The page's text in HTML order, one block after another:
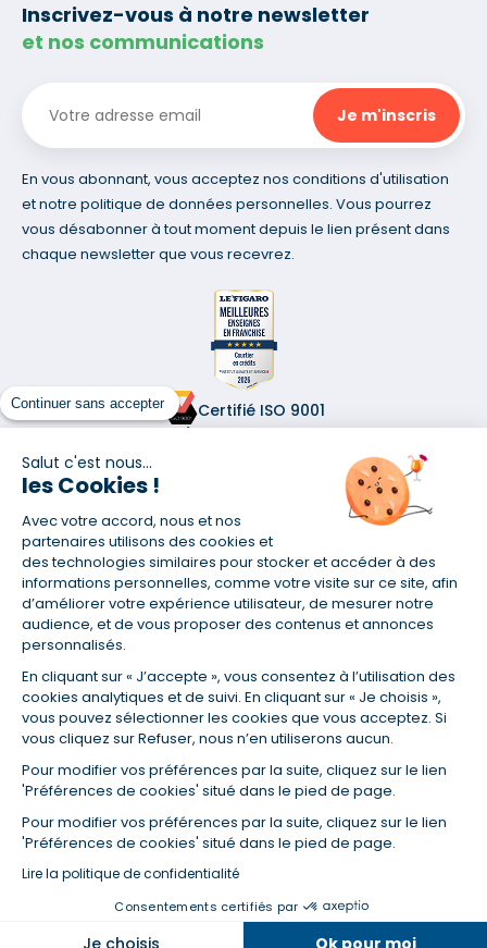
Continuer sans accepter
Salut c'est nous...
les Cookies !
Avec votre accord, nous et nos
partenaires utilisons des cookies et
des technologies similaires pour stocker et accéder à des
informations personnelles, comme votre visite sur ce site, afin
d’améliorer votre expérience utilisateur, de mesurer notre
audience, et de vous proposer des contenus et annonces
personnalisés.
En cliquant sur « J’accepte », vous consentez à l’utilisation des
cookies analytiques et de suivi. En cliquant sur « Je choisis »,
vous pouvez sélectionner les cookies que vous acceptez. Si
vous cliquez sur Refuser, nous n’en utiliserons aucun.
Pour modifier vos préférences par la suite, cliquez sur le lien
'Préférences de cookies' situé dans le pied de page.
Pour modifier vos préférences par la suite, cliquez sur le lien
'Préférences de cookies' situé dans le pied de page.
Lire la politique de confidentialité
Consentements certifiés par
Je choisis Ok pour moi
Dans la même catégorie
Inscrivez-vous à notre newsletter
et nos communications
En vous abonnant, vous acceptez nos conditions d'utilisation
et notre politique de données personnelles. Vous pourrez
vous désabonner à tout moment depuis le lien présent dans
chaque newsletter que vous recevrez.
Certifié ISO 9001
(1) Taux fixe national hors assurance et selon votre profil
(2) Économie de 65 % pour l'assurance d'un prêt amortissable de 330
457,23 € à 0,90 % sur 19,5 ans, accordé à un salarié non cadre assuré à
100 % (décès, PTIA, IPP, ITT, IPP) âgé de 36 ans fumeur et une personne
ans et non-fumeur, tous deux sans risque médical connu. Au
14/07/2019, coût de l'assurance proposée par la banque 179,08 €/mois
en moyenne contre 64,60 €/mois en moyenne au 14/07/2022 avec
Empruntis.com (TAEA : 0,44 %, coût total de l'assurance : 15 117,65 €).
(3) Taux minimum pour un crédit consommation d'un montant fixé entre
5 000 et 20 000 euros, selon profil et durée.
de la durée de remboursement ainsi que la hausse du coût total du
crédit.
(5) Banques de réseau, mutualistes, spécialisées, directions
Mutuelles, compagnies et courtiers d'assurances. Selon votre profil et